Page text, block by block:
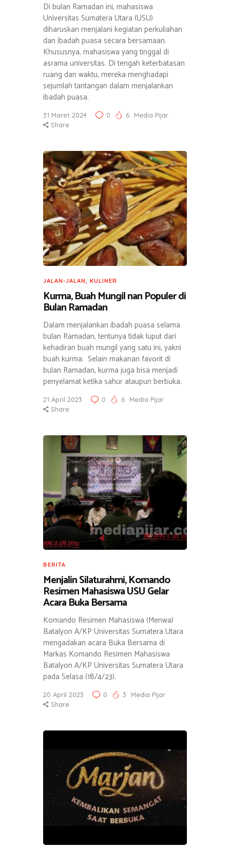
Di bulan Ramadan ini, mahasiswa
Universitas Sumatera Utara (USU)
diharuskan menjalani kegiatan perkuliahan
dan ibadah puasa secara bersamaan.
Khususnya, mahasiswa yang tinggal di
asrama universitas. Di tengah keterbatasan
ruang dan waktu, mereka menghadapi
sejumlah tantangan dalam menjalankan
ibadah puasa.
31 Maret 2024 0 6
Media Pijar
Share
JALAN-JALAN KULINER
Kurma, Buah Mungil nan Populer di
Bulan Ramadan
Dalam menjalankan ibadah puasa selama
bulan Ramadan, tentunya tidak luput dari
kehadiran buah mungil yang satu ini, yakni
buah kurma. Selain makanan favorit di
bulan Ramadan, kurma juga bisa menjadi
penyelamat ketika sahur ataupun berbuka.
21 April 2023 0 6
Media Pijar
Share
BERITA
Menjalin Silaturahmi, Komando
Resimen Mahasiswa USU Gelar
Acara Buka Bersama
Komando Resimen Mahasiswa (Menwa)
Batalyon A/KP Universitas Sumatera Utara
mengadakan acara Buka Bersama di
Markas Komando Resimen Mahasiswa
Batalyon A/KP Universitas Sumatera Utara
pada Selasa (18/4/23).
20 April 2023 0 3
Media Pijar
Share